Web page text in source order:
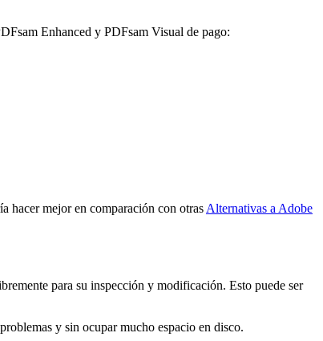
Enhanced y PDFsam Visual de pago:
hacer mejor en comparación con otrasAlternativas a Adobe
para su inspección y modificación. Esto puede ser
y sin ocupar mucho espacio en disco.